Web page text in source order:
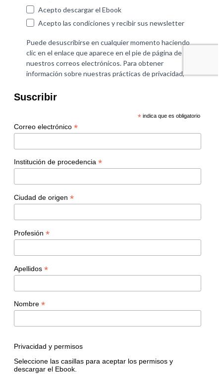
Suscribir
* indica que es obligatorio
Correo electrónico *
Institución de procedencia *
Ciudad de origen *
Profesión *
Apellidos *
Nombre *
Privacidad y permisos
Seleccione las casillas para aceptar los permisos y
descargar el Ebook.